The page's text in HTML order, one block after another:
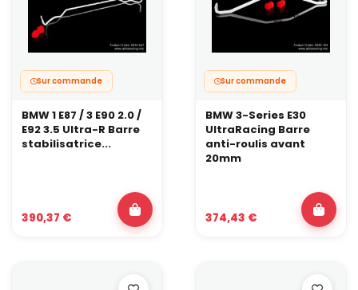
Sur commande
BMW 1 E87 / 3 E90 2.0 /
E92 3.5 Ultra-R Barre
stabilisatrice...
390,37 €
Sur commande
BMW 3-Series E30
UltraRacing Barre
anti-roulis avant
20mm
374,43 €